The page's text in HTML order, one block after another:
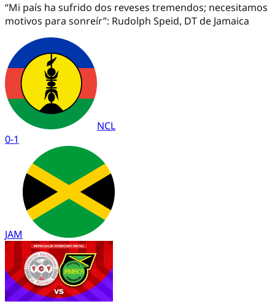
“Mi país ha sufrido dos reveses tremendos; necesitamos
motivos para sonreír”: Rudolph Speid, DT de Jamaica
NCL
0-1
JAM